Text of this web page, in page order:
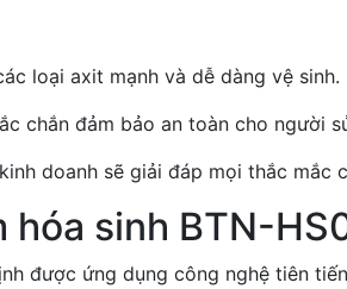
loại axit mạnh và dễ dàng vệ sinh.
chắn đảm bảo an toàn cho người
doanh sẽ giải đáp mọi thắc mắc
sinh BTN-
được ứng dụng công nghệ tiên